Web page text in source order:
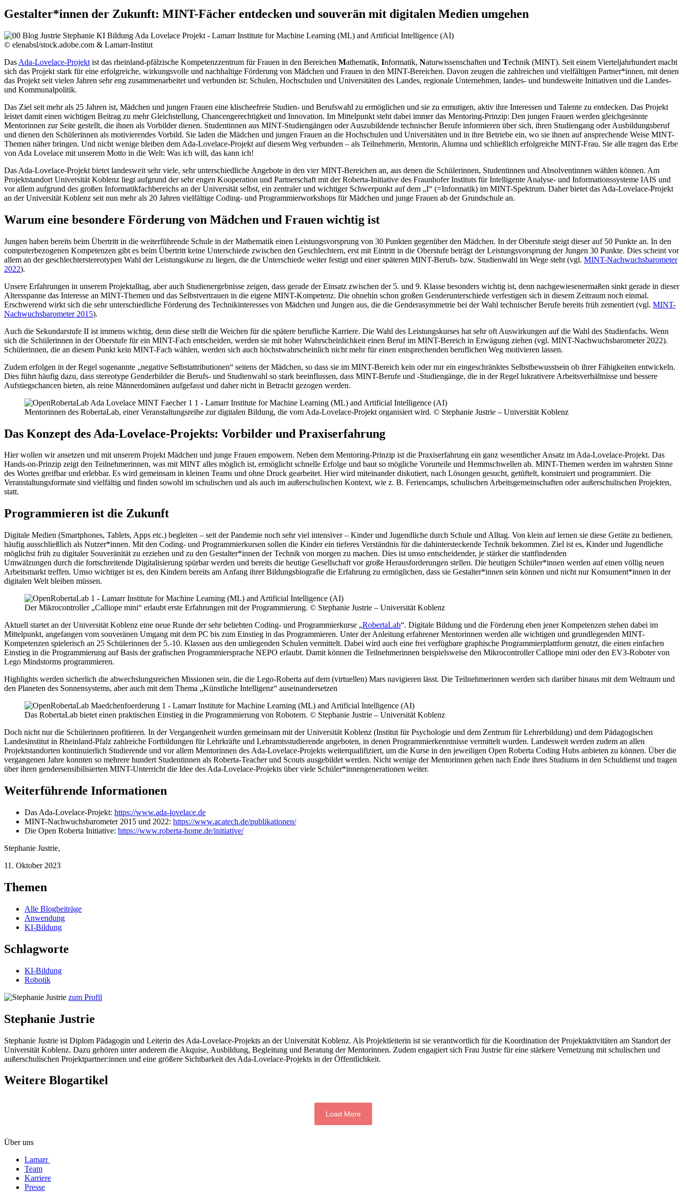
Gestalter*innen der Zukunft: MINT-Fächer entdecken und souverän mit digitalen Medien umgehen
© elenabsl/stock.adobe.com & Lamarr-Institut
Das Ada-Lovelace-Projekt ist das rheinland-pfälzische Kompetenzzentrum für Frauen in den Bereichen Mathematik, Informatik, Naturwissenschaften und Technik (MINT). Seit einem Vierteljahrhundert macht
sich das Projekt stark für eine erfolgreiche, wirkungsvolle und nachhaltige Förderung von Mädchen und Frauen in den MINT-Bereichen. Davon zeugen die zahlreichen und vielfältigen Partner*innen, mit denen
das Projekt seit vielen Jahren sehr eng zusammenarbeitet und verbunden ist: Schulen, Hochschulen und Universitäten des Landes, regionale Unternehmen, landes- und bundesweite Initiativen und die Landes-
und Kommunalpolitik.
Das Ziel seit mehr als 25 Jahren ist, Mädchen und jungen Frauen eine klischeefreie Studien- und Berufswahl zu ermöglichen und sie zu ermutigen, aktiv ihre Interessen und Talente zu entdecken. Das Projekt
leistet damit einen wichtigen Beitrag zu mehr Gleichstellung, Chancengerechtigkeit und Innovation. Im Mittelpunkt steht dabei immer das Mentoring-Prinzip: Den jungen Frauen werden gleichgesinnte
Mentorinnen zur Seite gestellt, die ihnen als Vorbilder dienen. Studentinnen aus MINT-Studiengängen oder Auszubildende technischer Berufe informieren über sich, ihren Studiengang oder Ausbildungsberuf
und dienen den Schülerinnen als motivierendes Vorbild. Sie laden die Mädchen und jungen Frauen an die Hochschulen und Universitäten und in ihre Betriebe ein, wo sie ihnen auf ansprechende Weise MINT-
Themen näher bringen. Und nicht wenige bleiben dem Ada-Lovelace-Projekt auf diesem Weg verbunden – als Teilnehmerin, Mentorin, Alumna und schließlich erfolgreiche MINT-Frau. Sie alle tragen das Erbe
von Ada Lovelace mit unserem Motto in die Welt: Was ich will, das kann ich!
Das Ada-Lovelace-Projekt bietet landesweit sehr viele, sehr unterschiedliche Angebote in den vier MINT-Bereichen an, aus denen die Schülerinnen, Studentinnen und Absolventinnen wählen können. Am
Projektstandort Universität Koblenz liegt aufgrund der sehr engen Kooperation und Partnerschaft mit der Roberta-Initiative des Fraunhofer Instituts für Intelligente Analyse- und Informationssysteme IAIS und
vor allem aufgrund des großen Informatikfachbereichs an der Universität selbst, ein zentraler und wichtiger Schwerpunkt auf dem „I“ (=Informatik) im MINT-Spektrum. Daher bietet das Ada-Lovelace-Projekt
an der Universität Koblenz seit nun mehr als 20 Jahren vielfältige Coding- und Programmierworkshops für Mädchen und junge Frauen ab der Grundschule an.
Warum eine besondere Förderung von Mädchen und Frauen wichtig ist
Jungen haben bereits beim Übertritt in die weiterführende Schule in der Mathematik einen Leistungsvorsprung von 30 Punkten gegenüber den Mädchen. In der Oberstufe steigt dieser auf 50 Punkte an. In den
computerbezogenen Kompetenzen gibt es beim Übertritt keine Unterschiede zwischen den Geschlechtern, erst mit Eintritt in die Oberstufe beträgt der Leistungsvorsprung der Jungen 30 Punkte. Dies scheint vor
allem an der geschlechterstereotypen Wahl der Leistungskurse zu liegen, die die Unterschiede weiter festigt und einer späteren MINT-Berufs- bzw. Studienwahl im Wege steht (vgl. MINT-Nachwuchsbarometer
2022).
Unsere Erfahrungen in unserem Projektalltag, aber auch Studienergebnisse zeigen, dass gerade der Einsatz zwischen der 5. und 9. Klasse besonders wichtig ist, denn nachgewiesenermaßen sinkt gerade in dieser
Altersspanne das Interesse an MINT-Themen und das Selbstvertrauen in die eigene MINT-Kompetenz. Die ohnehin schon großen Genderunterschiede verfestigen sich in diesem Zeitraum noch einmal.
Erschwerend wirkt sich die sehr unterschiedliche Förderung des Technikinteresses von Mädchen und Jungen aus, die die Genderasymmetrie bei der Wahl technischer Berufe bereits früh zementiert (vgl. MINT-
Nachwuchsbarometer 2015).
Auch die Sekundarstufe II ist immens wichtig, denn diese stellt die Weichen für die spätere berufliche Karriere. Die Wahl des Leistungskurses hat sehr oft Auswirkungen auf die Wahl des Studienfachs. Wenn
sich die Schülerinnen in der Oberstufe für ein MINT-Fach entscheiden, werden sie mit hoher Wahrscheinlichkeit einen Beruf im MINT-Bereich in Erwägung ziehen (vgl. MINT-Nachwuchsbarometer 2022).
Schülerinnen, die an diesem Punkt kein MINT-Fach wählen, werden sich auch höchstwahrscheinlich nicht mehr für einen entsprechenden beruflichen Weg motivieren lassen.
Zudem erfolgen in der Regel sogenannte „negative Selbstattributionen“ seitens der Mädchen, so dass sie im MINT-Bereich kein oder nur ein eingeschränktes Selbstbewusstsein ob ihrer Fähigkeiten entwickeln.
Dies führt häufig dazu, dass stereotype Genderbilder die Berufs- und Studienwahl so stark beeinflussen, dass MINT-Berufe und -Studiengänge, die in der Regel lukrativere Arbeitsverhältnisse und bessere
Aufstiegschancen bieten, als reine Männerdomänen aufgefasst und daher nicht in Betracht gezogen werden.
Mentorinnen des RobertaLab, einer Veranstaltungsreihe zur digitalen Bildung, die vom Ada-Lovelace-Projekt organisiert wird. © Stephanie Justrie – Universität Koblenz
Das Konzept des Ada-Lovelace-Projekts: Vorbilder und Praxiserfahrung
Hier wollen wir ansetzen und mit unserem Projekt Mädchen und junge Frauen empowern. Neben dem Mentoring-Prinzip ist die Praxiserfahrung ein ganz wesentlicher Ansatz im Ada-Lovelace-Projekt. Das
Hands-on-Prinzip zeigt den Teilnehmerinnen, was mit MINT alles möglich ist, ermöglicht schnelle Erfolge und baut so mögliche Vorurteile und Hemmschwellen ab. MINT-Themen werden im wahrsten Sinne
des Wortes greifbar und erlebbar. Es wird gemeinsam in kleinen Teams und ohne Druck gearbeitet. Hier wird miteinander diskutiert, nach Lösungen gesucht, getüftelt, konstruiert und programmiert. Die
Veranstaltungsformate sind vielfältig und finden sowohl im schulischen und als auch im außerschulischen Kontext, wie z. B. Feriencamps, schulischen Arbeitsgemeinschaften oder außerschulischen Projekten,
statt.
Programmieren ist die Zukunft
Digitale Medien (Smartphones, Tablets, Apps etc.) begleiten – seit der Pandemie noch sehr viel intensiver – Kinder und Jugendliche durch Schule und Alltag. Von klein auf lernen sie diese Geräte zu bedienen,
häufig ausschließlich als Nutzer*innen. Mit den Coding- und Programmierkursen sollen die Kinder ein tieferes Verständnis für die dahintersteckende Technik bekommen. Ziel ist es, Kinder und Jugendliche
möglichst früh zu digitaler Souveränität zu erziehen und zu den Gestalter*innen der Technik von morgen zu machen. Dies ist umso entscheidender, je stärker die stattfindenden
Umwälzungen durch die fortschreitende Digitalisierung spürbar werden und bereits die heutige Gesellschaft vor große Herausforderungen stellen. Die heutigen Schüler*innen werden auf einen völlig neuen
Arbeitsmarkt treffen. Umso wichtiger ist es, den Kindern bereits am Anfang ihrer Bildungsbiografie die Erfahrung zu ermöglichen, dass sie Gestalter*innen sein können und nicht nur Konsument*innen in der
digitalen Welt bleiben müssen.
Der Mikrocontroller „Calliope mini“ erlaubt erste Erfahrungen mit der Programmierung. © Stephanie Justrie – Universität Koblenz
Aktuell startet an der Universität Koblenz eine neue Runde der sehr beliebten Coding- und Programmierkurse „RobertaLab“. Digitale Bildung und die Förderung eben jener Kompetenzen stehen dabei im
Mittelpunkt, angefangen vom souveränen Umgang mit dem PC bis zum Einstieg in das Programmieren. Unter der Anleitung erfahrener Mentorinnen werden alle wichtigen und grundlegenden MINT-
Kompetenzen spielerisch an 25 Schülerinnen der 5.-10. Klassen aus den umliegenden Schulen vermittelt. Dabei wird auch eine frei verfügbare graphische Programmierplattform genutzt, die einen einfachen
Einstieg in die Programmierung auf Basis der grafischen Programmiersprache NEPO erlaubt. Damit können die Teilnehmerinnen beispielsweise den Mikrocontroller Calliope mini oder den EV3-Roboter von
Lego Mindstorms programmieren.
Highlights werden sicherlich die abwechslungsreichen Missionen sein, die die Lego-Roberta auf dem (virtuellen) Mars navigieren lässt. Die Teilnehmerinnen werden sich darüber hinaus mit dem Weltraum und
den Planeten des Sonnensystems, aber auch mit dem Thema „Künstliche Intelligenz“ auseinandersetzen
Das RobertaLab bietet einen praktischen Einstieg in die Programmierung von Robotern. © Stephanie Justrie – Universität Koblenz
Doch nicht nur die Schülerinnen profitieren. In der Vergangenheit wurden gemeinsam mit der Universität Koblenz (Institut für Psychologie und dem Zentrum für Lehrerbildung) und dem Pädagogischen
Landesinstitut in Rheinland-Pfalz zahlreiche Fortbildungen für Lehrkräfte und Lehramtsstudierende angeboten, in denen Programmierkenntnisse vermittelt wurden. Landesweit werden zudem an allen
Projektstandorten kontinuierlich Studierende und vor allem Mentorinnen des Ada-Lovelace-Projekts weiterqualifiziert, um die Kurse in den jeweiligen Open Roberta Coding Hubs anbieten zu können. Über die
vergangenen Jahre konnten so mehrere hundert Studentinnen als Roberta-Teacher und Scouts ausgebildet werden. Nicht wenige der Mentorinnen gehen nach Ende ihres Studiums in den Schuldienst und tragen
über ihren gendersensibilisierten MINT-Unterricht die Idee des Ada-Lovelace-Projekts über viele Schüler*innengenerationen weiter.
Weiterführende Informationen
Das Ada-Lovelace-Projekt: https://www.ada-lovelace.de
MINT-Nachwuchsbarometer 2015 und 2022: https://www.acatech.de/publikationen/
Die Open Roberta Initiative: https://www.roberta-home.de/initiative/
Stephanie Justrie,
11. Oktober 2023
Themen
Alle Blogbeiträge
Anwendung
KI-Bildung
Schlagworte
KI-Bildung
Robotik
zum Profil
Stephanie Justrie
Stephanie Justrie ist Diplom Pädagogin und Leiterin des Ada-Lovelace-Projekts an der Universität Koblenz. Als Projektleiterin ist sie verantwortlich für die Koordination der Projektaktivitäten am Standort der
Universität Koblenz. Dazu gehören unter anderem die Akquise, Ausbildung, Begleitung und Beratung der Mentorinnen. Zudem engagiert sich Frau Justrie für eine stärkere Vernetzung mit schulischen und
außerschulischen Projektpartner:innen und eine größere Sichtbarkeit des Ada-Lovelace-Projekts in der Öffentlichkeit.
Weitere Blogartikel
Load More
Über uns
Lamarr
Team
Karriere
Presse